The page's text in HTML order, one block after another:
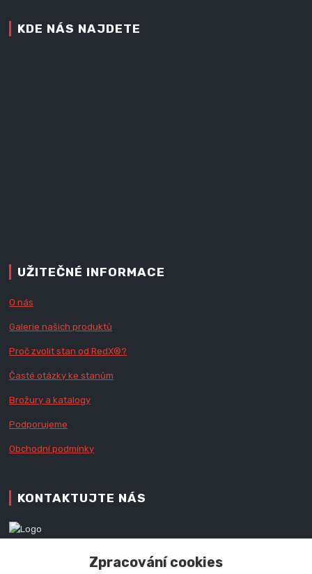
KDE NÁS NAJDETE
UŽITEČNÉ INFORMACE
O nás
Galerie našich produktů
Proč zvolit stan od RedX®?
Časté otázky ke stanům
Brožury a katalogy
Podporujeme
Obchodní podmínky
KONTAKTUJTE NÁS
+420 777 979 111Zpracování cookies